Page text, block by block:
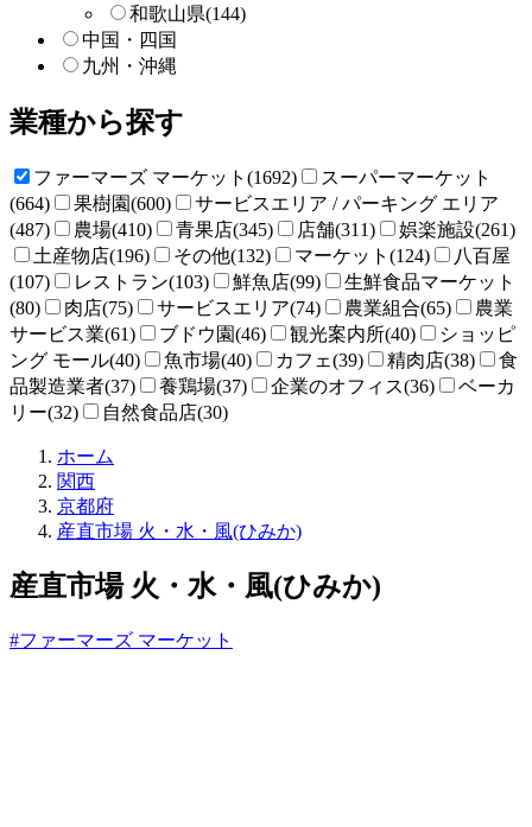
和歌山県(144)
中国・四国
九州・沖縄
業種から探す
ファーマーズ マーケット(1692)
スーパーマーケット
(664)
果樹園(600)
サービスエリア / パーキング エリア
(487)
農場(410) 青果店(345) 店舗(311)
娯楽施設(261)
土産物店(196)
その他(132) マーケット(124)
八百屋
(107)
レストラン(103) 鮮魚店(99)
生鮮食品マーケット
(80)
肉店(75) サービスエリア(74) 農業組合(65)
農業
サービス業(61)
ブドウ園(46) 観光案内所(40)
ショッピ
ング モール(40)
魚市場(40) カフェ(39) 精肉店(38)
食
品製造業者(37)
養鶏場(37) 企業のオフィス(36)
ベーカ
リー(32)
自然食品店(30)
ホーム
所
ね
と
関西
京都府
産直市場 火・水・風(ひみか)
産直市場 火・水・風(ひみか)
#ファーマーズ マーケット